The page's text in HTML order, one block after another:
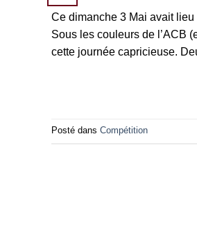
Ce dimanche 3 Mai avait
Sous les couleurs de l’ACB
cette journée capricieuse.
Posté dans Compétition